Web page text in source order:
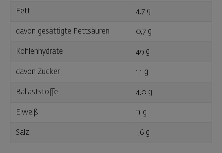
Fett 4,7 g
davon gesättigte Fettsäuren 0,7 g
Kohlenhydrate 49 g
davon Zucker 1,1 g
Ballaststoffe 4,0 g
Eiweiß 11 g
Salz 1,6 g